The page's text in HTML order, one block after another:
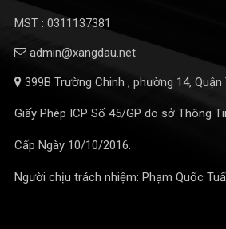
MST : 0311137381
admin@xangdau.net
399B Trường Chinh , phường 14, Quận
Giấy Phép ICP Số 45/GP do sở Thông
Cấp Ngày 10/10/2016.
Người chịu trách nhiệm: Phạm Quốc